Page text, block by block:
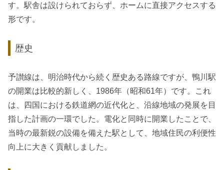
す。駅舎は設けられておらず、ホームに直接アクセスする
形です。
歴史
予讃線は、明治時代から続く歴史ある路線ですが、鴨川駅
の開業は比較的新しく、1986年（昭和61年）です。これ
は、四国における鉄道網の近代化と、沿線地域の発展を目
指した計画の一環でした。電化と同時に開業したことで、
当時の最新鋭の設備を備えた駅として、地域住民の利便性
向上に大きく貢献しました。